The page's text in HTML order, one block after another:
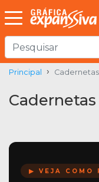
Principal
▶ VEJA COMO